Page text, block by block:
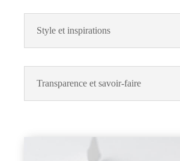
Style et inspirations
Transparence et savoir-faire